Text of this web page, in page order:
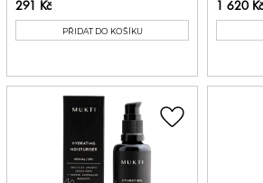
291 Kč
PŘIDAT DO KOŠÍKU
1 620 Kč
favorite_border